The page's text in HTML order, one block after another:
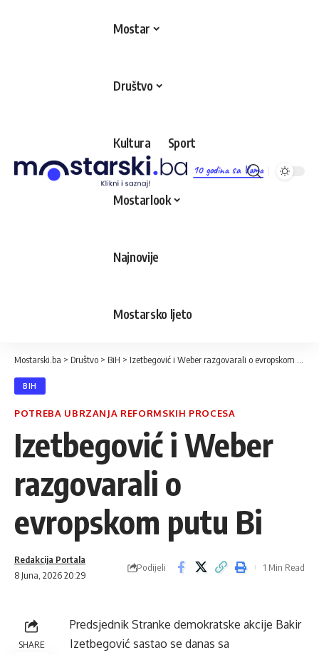
10 godina sa Vama
Mostar
Društvo
Kultura Sport
Mostarlook
Najnovije
Mostarsko ljeto
Mostarski.ba > Društvo > BiH > Izetbegović i Weber razgovarali o evropskom putu Bi
BIH
POTREBA UBRZANJA REFORMSKIH PROCESA
Izetbegović i Weber
razgovarali o
evropskom putu Bi
8 Juna, 2026 20:29
Redakcija Portala
Podijeli 1 Min Read
SHARE
Predsjednik Stranke demokratske akcije Bakir
Izetbegović sastao se danas sa